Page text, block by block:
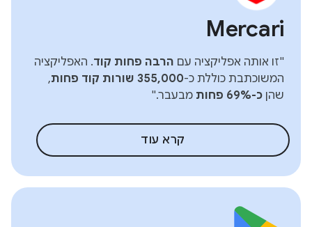
Mercari
"זו אותה אפליקציה עם הרבה פחות קוד. האפליקציה
המשוכתבת כוללת כ-355,000 שורות קוד פחות
,
שהן כ-69% פחות מבעבר."
קרא עוד